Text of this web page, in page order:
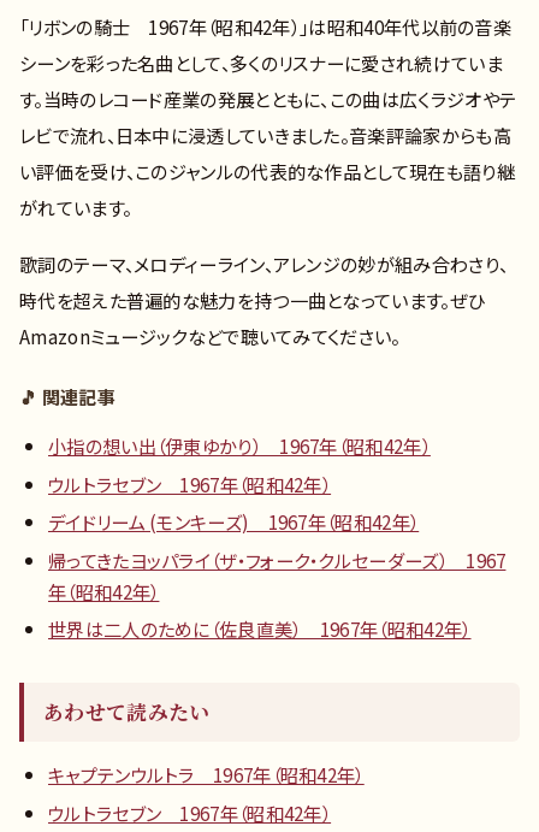
「リボンの騎士 1967年（昭和42年）」は昭和40年代以前の音楽
シーンを彩った名曲として、多くのリスナーに愛され続けていま
す。当時のレコード産業の発展とともに、この曲は広くラジオやテ
レビで流れ、日本中に浸透していきました。音楽評論家からも高
い評価を受け、このジャンルの代表的な作品として現在も語り継
がれています。
歌詞のテーマ、メロディーライン、アレンジの妙が組み合わさり、
時代を超えた普遍的な魅力を持つ一曲となっています。ぜひ
Amazonミュージックなどで聴いてみてください。
🎵 関連記事
小指の想い出（伊東ゆかり） 1967年（昭和42年）
ウルトラセブン 1967年（昭和42年）
デイドリーム (モンキーズ) 1967年（昭和42年）
帰ってきたヨッパライ（ザ・フォーク・クルセーダーズ） 1967
年（昭和42年）
世界は二人のために（佐良直美） 1967年（昭和42年）
あわせて読みたい
キャプテンウルトラ 1967年（昭和42年）
ウルトラセブン 1967年（昭和42年）